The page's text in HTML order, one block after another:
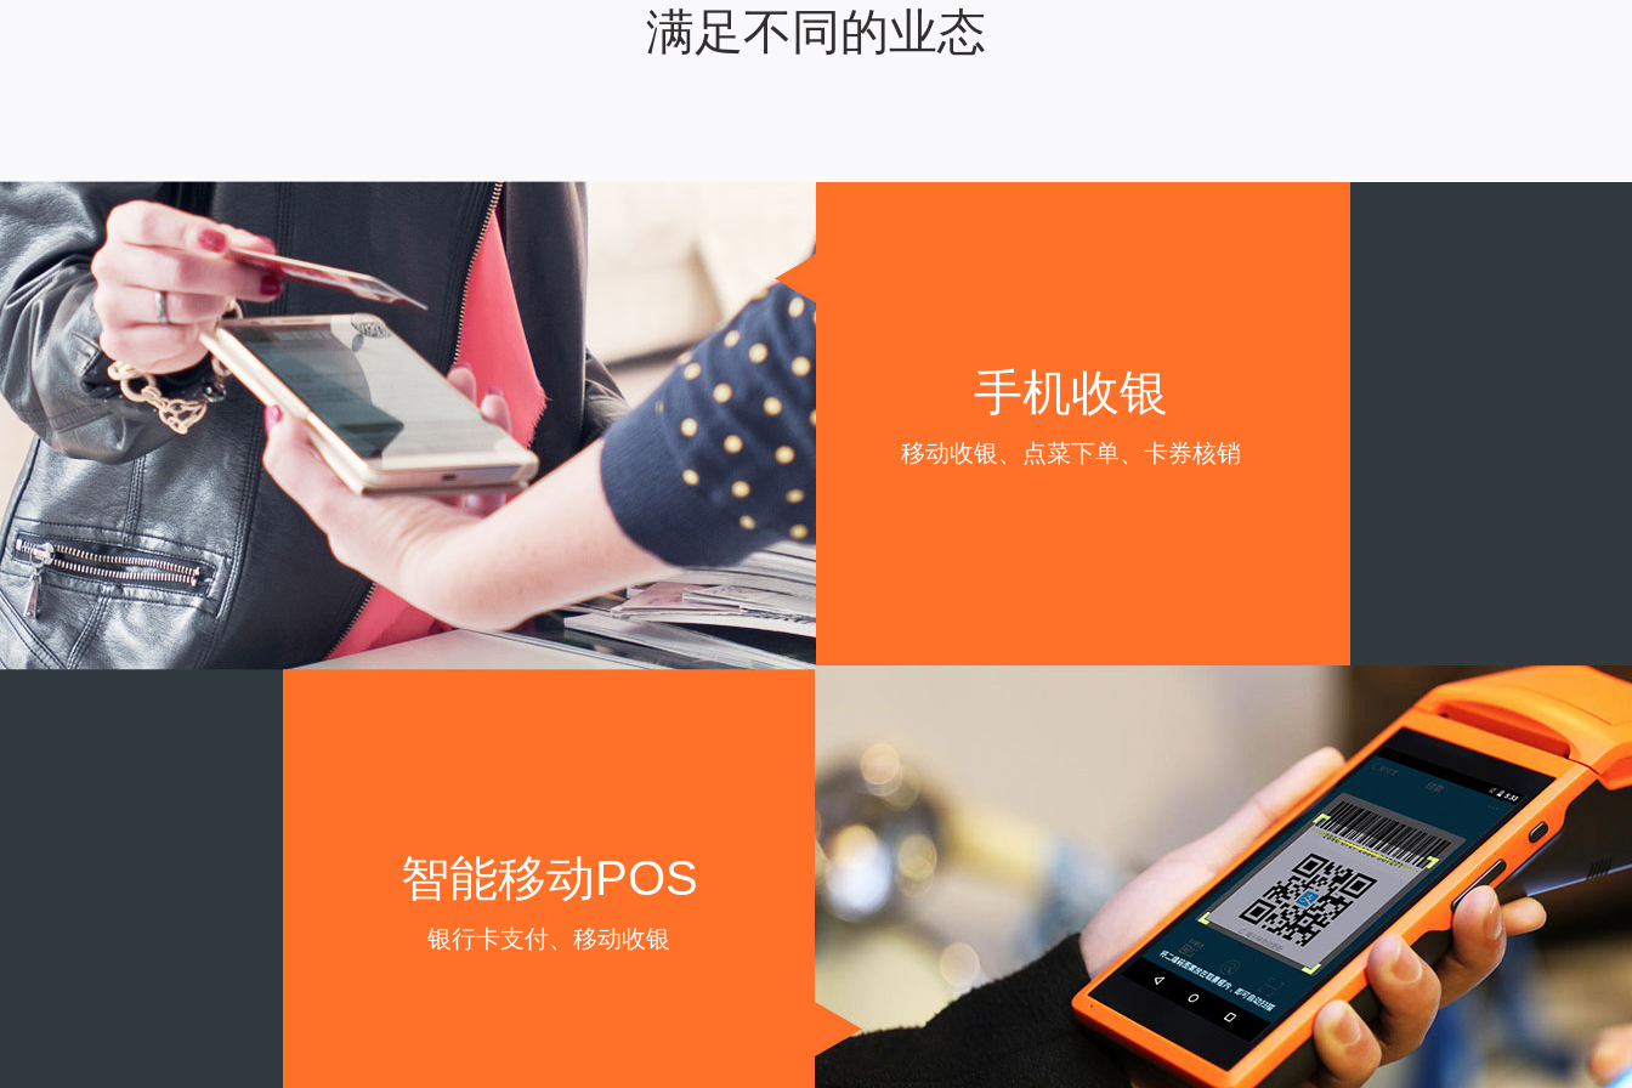
满足不同的业态
手机收银
移动收银、点菜下单、卡券核销
智能移动POS
银行卡支付、移动收银